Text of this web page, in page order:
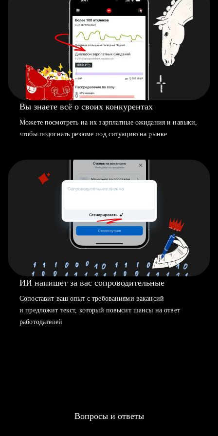
Вы знаете всё о своих конкурентах
Можете посмотреть на их зарплатные ожидания и навыки,
чтобы подогнать резюме под ситуацию на рынке
ИИ напишет за вас сопроводительные
Сопоставит ваш опыт с требованиями вакансий
и предложит текст, который повысит шансы на ответ
работодателей
Вопросы и ответы